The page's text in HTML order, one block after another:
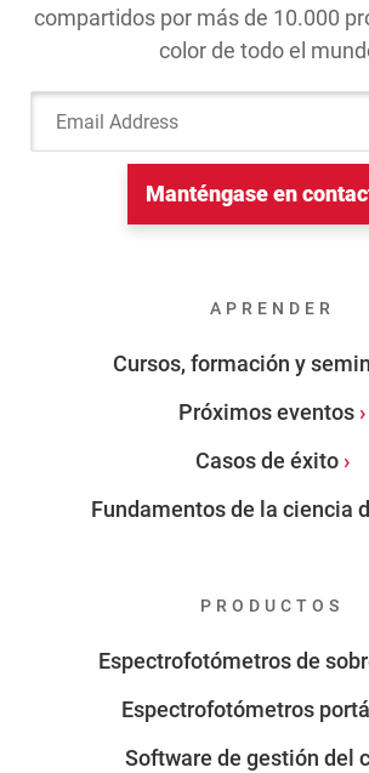
compartidos por más de 10.000
color de todo el
Email
Manténgase en
APRENDER
Cursos, formación y
Próximos eventos
Casos de éxito
Fundamentos de la ciencia
PRODUCTOS
Espectrofotómetros de
Espectrofotómetros
Software de gestión del